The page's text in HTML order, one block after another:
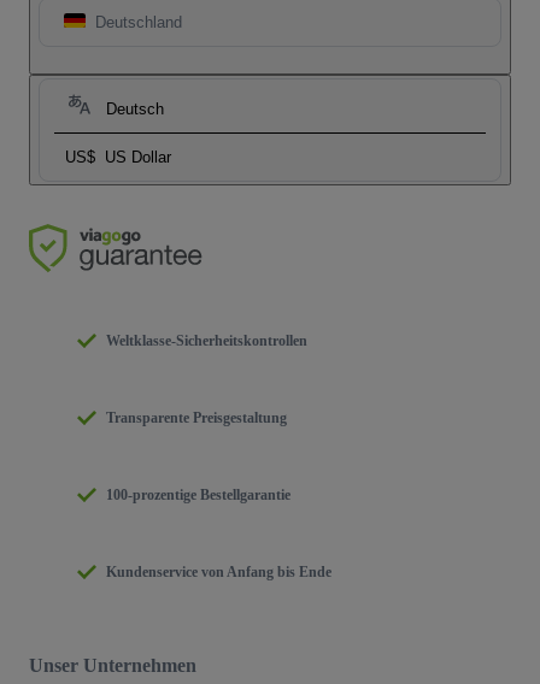
Deutschland
Deutsch
US$ US Dollar
Weltklasse-Sicherheitskontrollen
Transparente Preisgestaltung
100-prozentige Bestellgarantie
Kundenservice von Anfang bis Ende
Unser Unternehmen